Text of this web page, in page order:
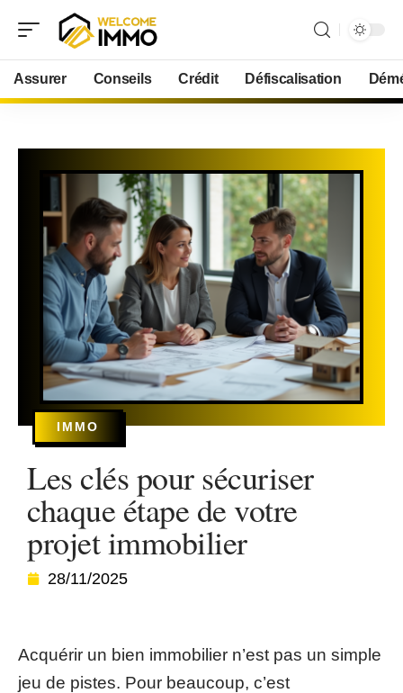
Assurer Conseils Crédit Défiscalisation
IMMO
Les clés pour sécuriser
chaque étape de votre
projet immobilier
28/11/2025
Acquérir un bien immobilier n’est pas un simple
jeu de pistes. Pour beaucoup, c’est